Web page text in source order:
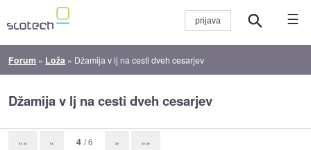
☰
Forum » Loža » Džamija v lj na cesti dveh cesarjev
Džamija v lj na cesti dveh cesarjev
«« « 4 / 6 » »»